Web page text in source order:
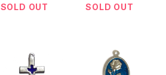
SOLD OUT
SOLD OUT